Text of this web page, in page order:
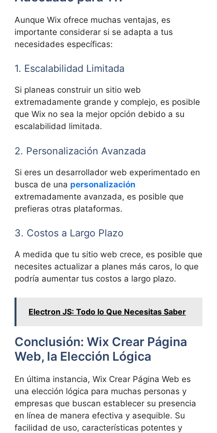
Aunque Wix ofrece muchas ventajas, es
importante considerar si se adapta a tus
necesidades específicas:
1. Escalabilidad Limitada
Si planeas construir un sitio web
extremadamente grande y complejo, es posible
que Wix no sea la mejor opción debido a su
escalabilidad limitada.
2. Personalización Avanzada
Si eres un desarrollador web experimentado en
busca de una personalización
extremadamente avanzada, es posible que
prefieras otras plataformas.
3. Costos a Largo Plazo
A medida que tu sitio web crece, es posible que
necesites actualizar a planes más caros, lo que
podría aumentar tus costos a largo plazo.
Electron JS: Todo lo Que Necesitas Saber
Conclusión: Wix Crear Página
Web, la Elección Lógica
En última instancia, Wix Crear Página Web es
una elección lógica para muchas personas y
empresas que buscan establecer su presencia
en línea de manera efectiva y asequible. Su
facilidad de uso, características potentes y